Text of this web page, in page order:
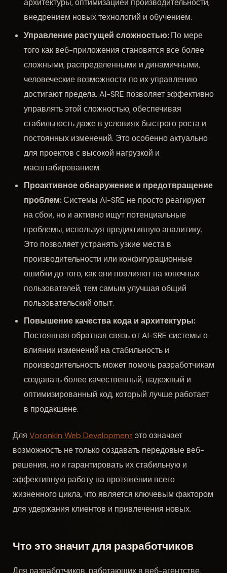
архитектуры, оптимизацией производительности,
внедрением новых технологий и обучением.
Управление растущей сложностью:По мере
того как веб-приложения становятся все более
сложными, распределенными и динамичными,
человеческие возможности по их управлению
достигают предела. AI-SRE позволяет эффективно
управлять этой сложностью, обеспечивая
стабильность даже в условиях быстрого роста и
постоянных изменений. Это особенно актуально
для проектов с высокой нагрузкой и
масштабированием.
Проактивное обнаружение и предотвращение
проблем:Системы AI-SRE не просто реагируют
на сбои, но и активно ищут потенциальные
проблемы, используя предиктивную аналитику.
Это позволяет устранять узкие места в
производительности или конфигурационные
ошибки до того, как они повлияют на конечных
пользователей, тем самым улучшая общий
пользовательский опыт.
Повышение качества кода и архитектуры:
Постоянная обратная связь от AI-SRE системы о
влиянии изменений на стабильность и
производительность может помочь разработчикам
создавать более качественный, надежный и
оптимизированный код, который лучше работает
в продакшене.
Для Voronkin Web Development это означает
возможность не только создавать передовые веб-
решения, но и гарантировать их стабильную и
эффективную работу на протяжении всего
жизненного цикла, что является ключевым фактором
для удержания клиентов и привлечения новых.
Что это значит для разработчиков
Для разработчиков, работающих в веб-агентстве,